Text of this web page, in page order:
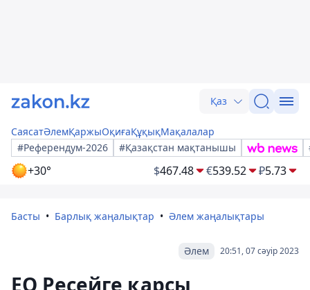
Қаз
СаясатӘлемҚаржыОқиғаҚұқықМақалалар
#Референдум-2026
#Қазақстан мақтанышы
+30° $467.48 €539.52 ₽5.73
Басты Барлық жаңалықтар Әлем жаңалықтары
20:51, 07 сәуір 2023
Әлем
ЕО Ресейге қарсы